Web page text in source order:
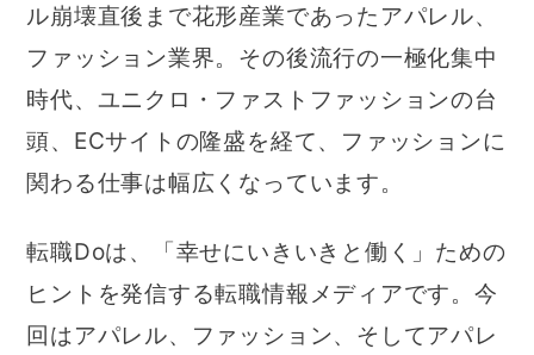
ル崩壊直後まで花形産業であったアパレル、
ファッション業界。その後流行の一極化集中
時代、ユニクロ・ファストファッションの台
頭、ECサイトの隆盛を経て、ファッションに
関わる仕事は幅広くなっています。
転職Doは、「幸せにいきいきと働く」ための
ヒントを発信する転職情報メディアです。今
回はアパレル、ファッション、そしてアパレ